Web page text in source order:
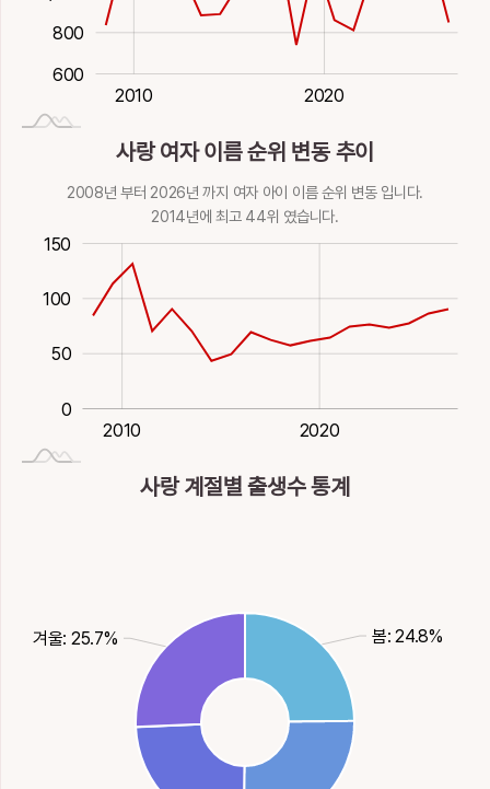
600
800
2027-01-01
1980
1990
20002010 2020
2030
사랑 여자 이름 순위 변동 추이
2008년 부터 2026년 까지 여자 아이 이름 순위 변동 입니다.
2014년에 최고 44위 였습니다.
0
150
100
50
2027-01-01
20002010 2020
2030
사랑 계절별 출생수 통계
봄: 24.8%
겨울: 25.7%